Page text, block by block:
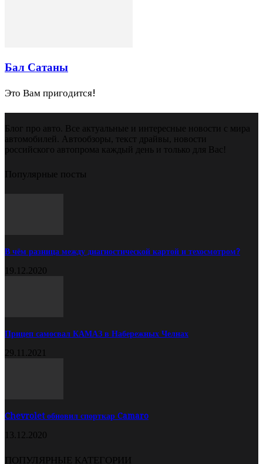
Бал Сатаны
Это Вам пригодится!
Блог про авто. Все актуальные и интересные новости с мира
автомобилей. Автообзоры, текст драйвы, новости
российского автопрома каждый день и только для Вас!
Популярные посты
В чём разница между диагностической картой и техосмотром?
19.12.2020
Прицеп самосвал КАМАЗ в Набережных Челнах
29.11.2021
Chevrolet обновил спорткар Camaro
13.12.2020
ПОПУЛЯРНЫЕ КАТЕГОРИИ